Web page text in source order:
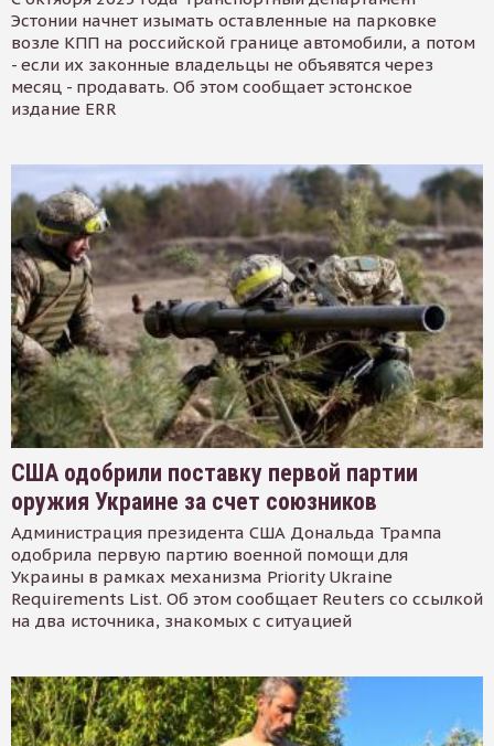
Эстонии начнет изымать оставленные на парковке
возле КПП на российской границе автомобили, а потом
- если их законные владельцы не объявятся через
месяц - продавать. Об этом сообщает эстонское
издание ERR
США одобрили поставку первой партии
оружия Украине за счет союзников
Администрация президента США Дональда Трампа
одобрила первую партию военной помощи для
Украины в рамках механизма Priority Ukraine
Requirements List. Об этом сообщает Reuters со ссылкой
на два источника, знакомых с ситуацией